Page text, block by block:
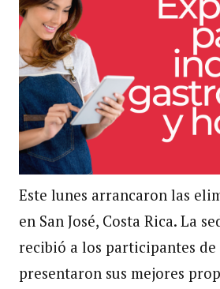
Este lunes arrancaron las
en San José, Costa Rica. La
recibió a los participantes
presentaron sus mejores